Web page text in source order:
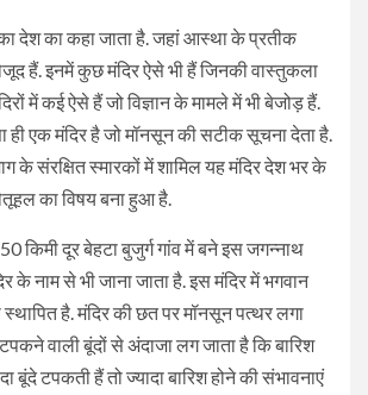
देश का कहा जाता है. जहां आस्था के प्रतीक
हैं. इनमें कुछ मंदिर ऐसे भी हैं जिनकी वास्तुकला
में कई ऐसे हैं जो विज्ञान के मामले में भी बेजोड़ हैं.
ही एक मंदिर है जो मॉनसून की सटीक सूचना देता है.
के संरक्षित स्मारकों में शामिल यह मंदिर देश भर के
का विषय बना हुआ है.
किमी दूर बेहटा बुजुर्ग गांव में बने इस जगन्नाथ
के नाम से भी जाना जाता है. इस मंदिर में भगवान
स्थापित है. मंदिर की छत पर मॉनसून पत्थर लगा
वाली बूंदों से अंदाजा लग जाता है कि बारिश
बूंदे टपकती हैं तो ज्यादा बारिश होने की संभावनाएं